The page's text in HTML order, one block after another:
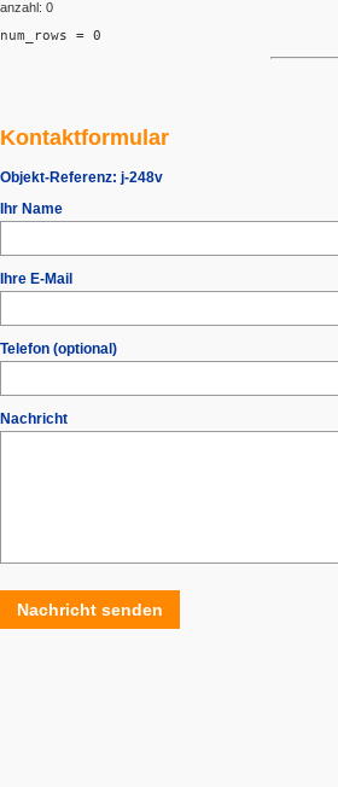
anzahl: 0
num_rows = 0
Kontaktformular
Objekt-Referenz: j-248v
Ihr Name
Ihre E-Mail
Telefon (optional)
Nachricht
Nachricht senden